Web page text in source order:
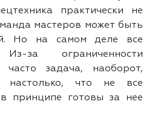
практически не
мастеров может быть
Но на самом деле все
за ограниченности
часто задача, наоборот,
настолько, что не все
принципе готовы за нее